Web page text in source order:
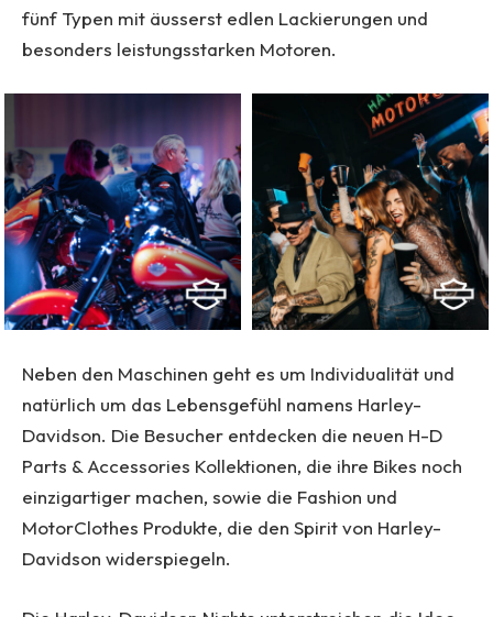
fünf Typen mit äusserst edlen Lackierungen und
besonders leistungsstarken Motoren.
Neben den Maschinen geht es um Individualität und
natürlich um das Lebensgefühl namens Harley-
Davidson. Die Besucher entdecken die neuen H-D
Parts & Accessories Kollektionen, die ihre Bikes noch
einzigartiger machen, sowie die Fashion und
MotorClothes Produkte, die den Spirit von Harley-
Davidson widerspiegeln.